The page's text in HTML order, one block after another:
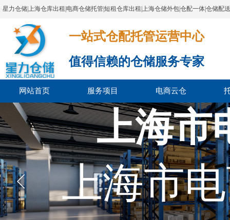
星力仓储|上海仓库出租|电商仓储托管|短租仓库出租|上海仓储外包|仓配一体|仓储配
一站式仓配托管运营中心​​​​​​​​​​​​​​​​​
值得信赖的仓储服务专家
网站首页 服务项目 电商云仓
上海市
上海市